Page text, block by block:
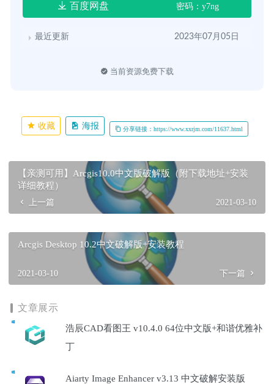
百度网盘 密码：y7ng
最近更新 2023年07月05日
当前资源免费下载
收藏 海报 分享链接：https://www.xxrjm.com/11637.html
【亲测可用】Arcgis10.0中文版破解版（附下载地址+安装
详细教程）
上一篇 2021-03-10
Arcgis Desktop 10.2中文破解版+安装教程
2021-03-10 下一篇
文章展示
浩辰CAD看图王 v10.4.0 64位中文版+和谐优雅补
丁
Aiarty Image Enhancer v3.13 中文破解安装版